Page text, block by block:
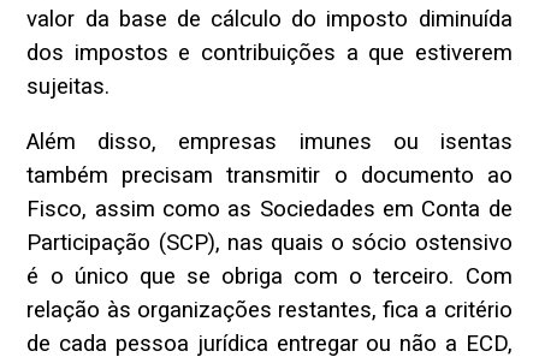
valor da base de cálculo do imposto diminuída
dos impostos e contribuições a que estiverem
sujeitas.
Além disso, empresas imunes ou isentas
também precisam transmitir o documento ao
Fisco, assim como as Sociedades em Conta de
Participação (SCP), nas quais o sócio ostensivo
é o único que se obriga com o terceiro. Com
relação às organizações restantes, fica a critério
de cada pessoa jurídica entregar ou não a ECD,